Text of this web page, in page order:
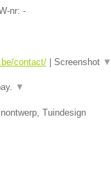
nr: -
contact/| Screenshot ▼
▼
Tuindesign